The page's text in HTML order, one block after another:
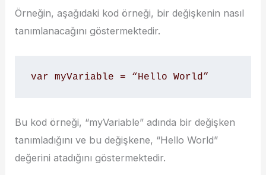
Örneğin, aşağıdaki kod örneği, bir değişkenin nasıl
tanımlanacağını göstermektedir.
var myVariable = “Hello World”
Bu kod örneği, “myVariable” adında bir değişken
tanımladığını ve bu değişkene, “Hello World”
değerini atadığını göstermektedir.